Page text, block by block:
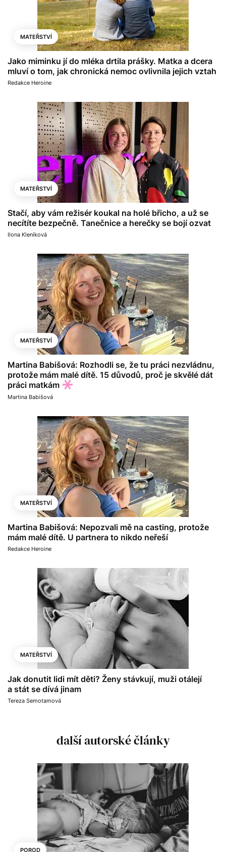
MATEŘSTVÍ
Jako miminku jí do mléka drtila prášky. Matka a dcera
mluví o tom, jak chronická nemoc ovlivnila jejich vztah
Redakce Heroine
MATEŘSTVÍ
Stačí, aby vám režisér koukal na holé břicho, a už se
necítíte bezpečně. Tanečnice a herečky se bojí ozvat
Ilona Kleníková
MATEŘSTVÍ
Martina Babišová: Rozhodli se, že tu práci nezvládnu,
protože mám malé dítě. 15 důvodů, proč je skvělé dát
práci matkám
Martina Babišová
MATEŘSTVÍ
Martina Babišová: Nepozvali mě na casting, protože
mám malé dítě. U partnera to nikdo neřeší
Redakce Heroine
MATEŘSTVÍ
Jak donutit lidi mít děti? Ženy stávkují, muži otálejí
a stát se dívá jinam
Tereza Semotamová
další autorské články
POROD